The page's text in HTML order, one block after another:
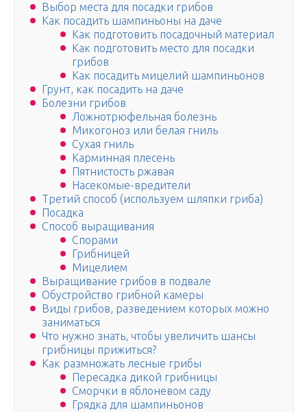
Выбор места для посадки грибов
Как посадить шампиньоны на даче
Как подготовить посадочный материал
Как подготовить место для посадки
грибов
Как посадить мицелий шампиньонов
Грунт, как посадить на даче
Болезни грибов
Ложнотрюфельная болезнь
Микогоноз или белая гниль
Сухая гниль
Карминная плесень
Пятнистость ржавая
Насекомые-вредители
Третий способ (используем шляпки гриба)
Посадка
Способ выращивания
Спорами
Грибницей
Мицелием
Выращивание грибов в подвале
Обустройство грибной камеры
Виды грибов, разведением которых можно
заниматься
Что нужно знать, чтобы увеличить шансы
грибницы прижиться?
Как размножать лесные грибы
Пересадка дикой грибницы
Сморчки в яблоневом саду
Грядка для шампиньонов